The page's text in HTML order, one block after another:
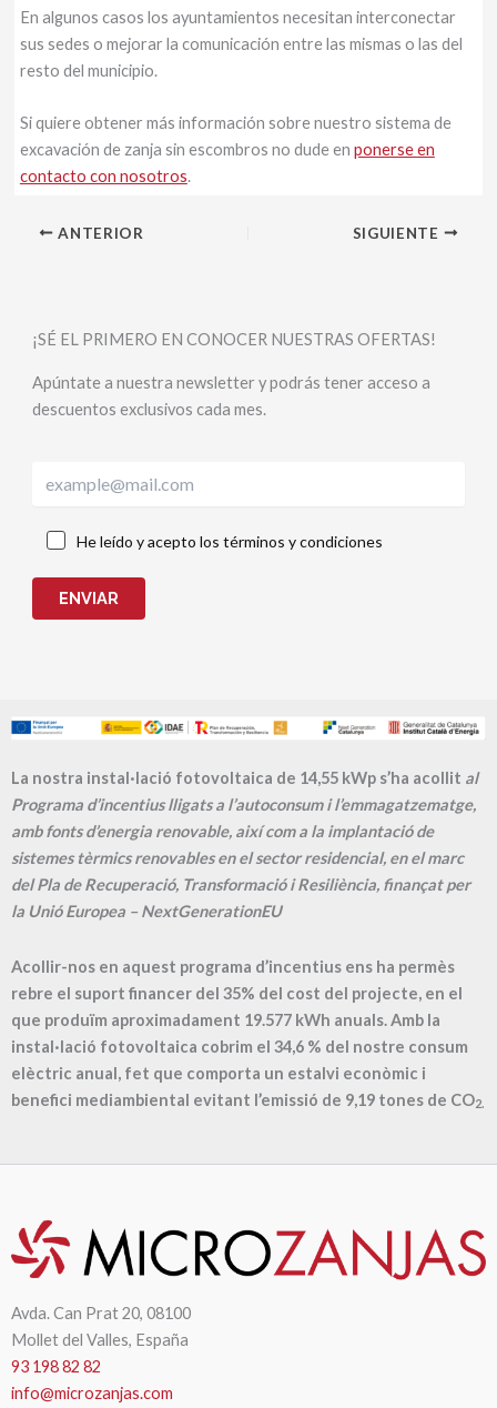
En algunos casos los ayuntamientos necesitan interconectar
sus sedes o mejorar la comunicación entre las mismas o las del
resto del municipio.
Si quiere obtener más información sobre nuestro sistema de
excavación de zanja sin escombros no dude en ponerse en
contacto con nosotros.
ANTERIOR SIGUIENTE
¡SÉ EL PRIMERO EN CONOCER NUESTRAS OFERTAS!
Apúntate a nuestra newsletter y podrás tener acceso a
descuentos exclusivos cada mes.
He leído y acepto los términos y condiciones
ENVIAR
La nostra instal·lació fotovoltaica de 14,55 kWp s’ha acollit al
Programa d’incentius lligats a l’autoconsum i l’emmagatzematge,
amb fonts d’energia renovable, així com a la implantació de
sistemes tèrmics renovables en el sector residencial, en el marc
del Pla de Recuperació, Transformació i Resiliència, finançat per
la Unió Europea – NextGenerationEU
Acollir-nos en aquest programa d’incentius ens ha permès
rebre el suport financer del 35% del cost del projecte, en el
que produïm aproximadament 19.577 kWh anuals. Amb la
instal·lació fotovoltaica cobrim el 34,6 % del nostre consum
elèctric anual, fet que comporta un estalvi econòmic i
benefici mediambiental evitant l’emissió de 9,19 tones de CO2.
Avda. Can Prat 20, 08100
Mollet del Valles, España
93 198 82 82
info@microzanjas.com